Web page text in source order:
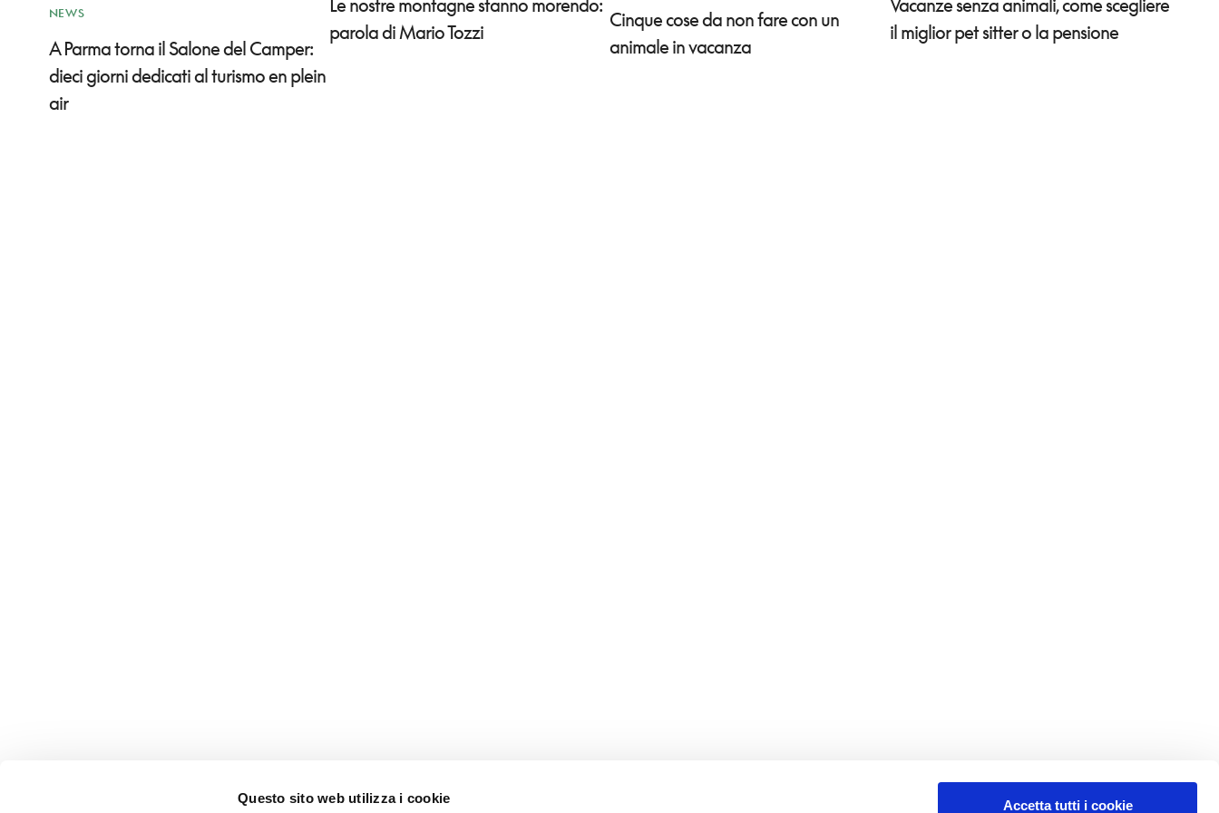
Questo sito web utilizza i cookie Accetta tutti i cookie
NEWS
A Parma torna il Salone del Camper:
dieci giorni dedicati al turismo en plein
air
Le nostre montagne stanno morendo:
parola di Mario Tozzi
Cinque cose da non fare con un
animale in vacanza
Vacanze senza animali, come scegliere
il miglior pet sitter o la pensione